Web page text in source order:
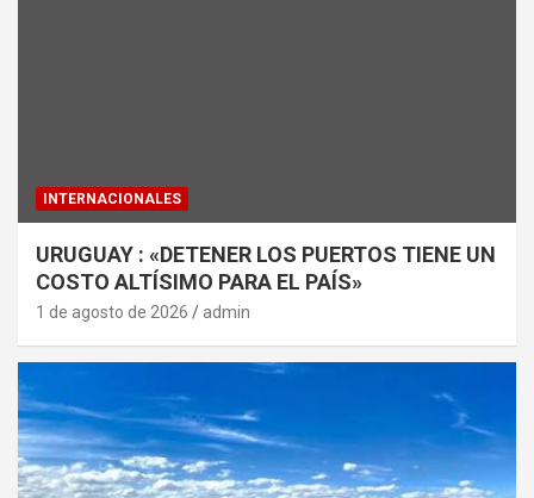
INTERNACIONALES
URUGUAY : «DETENER LOS PUERTOS TIENE UN
COSTO ALTÍSIMO PARA EL PAÍS»
1 de agosto de 2026 admin